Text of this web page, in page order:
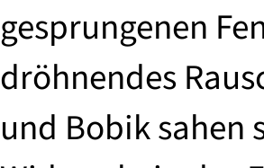
gesprungenen
dröhnendes
und Bobik sahen